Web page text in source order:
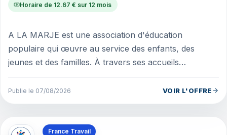
Horaire de 12.67 € sur 12 mois
A LA MARJE est une association d'éducation
populaire qui œuvre au service des enfants, des
jeunes et des familles. À travers ses accueils
Publie le 07/08/2026 VOIR L'OFFRE
France Travail
Offres en Martinique